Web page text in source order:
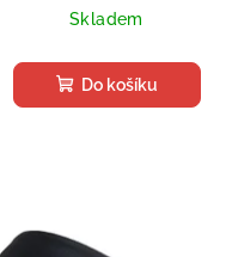
Skladem
Do košíku